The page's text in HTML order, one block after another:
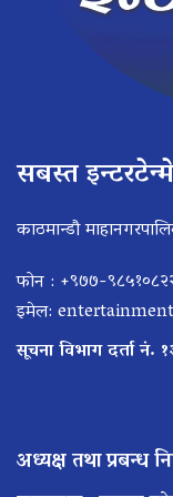
सबस्त
काठमान्डौ
फोन : +९७७-
इमेल:
सूचना विभाग दर्ता
अध्यक्ष तथा प्रबन्ध